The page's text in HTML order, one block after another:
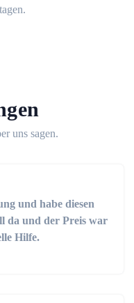
uns sagen.
und habe diesen
da und der Preis war
Hilfe.